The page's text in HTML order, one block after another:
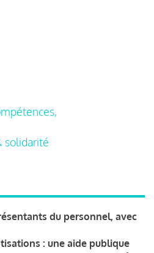
solidarité
du personnel, avec
: une aide publique